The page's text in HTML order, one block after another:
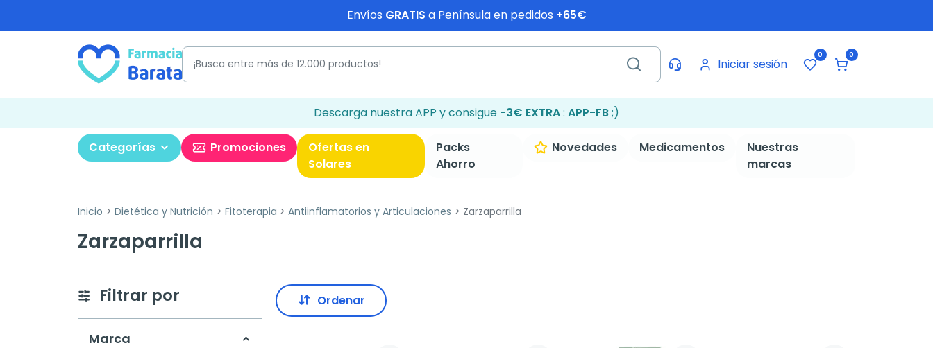
Envíos GRATIS a Península en pedidos +65€
Iniciar sesión
0 0
Descarga nuestra APP y consigue -3€ EXTRA: APP-FB;)
Categorías Promociones
Ofertas en
Solares
Packs
Ahorro
Novedades Medicamentos
Nuestras
marcas
Inicio Dietética y Nutrición Fitoterapia Antiinflamatorios y Articulaciones Zarzaparrilla
Zarzaparrilla
Filtrar por
Marca
Ordenar